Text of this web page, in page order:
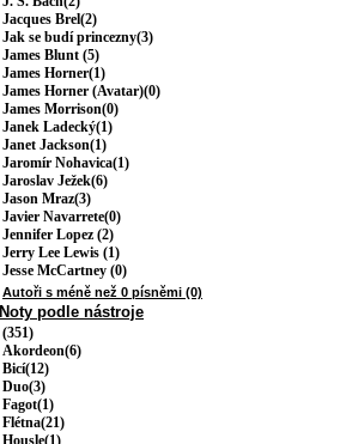
Jacques Brel(2)
Jak se budí princezny(3)
James Blunt (5)
James Horner(1)
James Horner (Avatar)(0)
James Morrison(0)
Janek Ladecký(1)
Janet Jackson(1)
Jaromír Nohavica(1)
Jaroslav Ježek(6)
Jason Mraz(3)
Javier Navarrete(0)
Jennifer Lopez (2)
Jerry Lee Lewis (1)
Jesse McCartney (0)
Autoři s méně než 0 písněmi (0)
Noty podle nástroje
(351)
Akordeon(6)
Bicí(12)
Duo(3)
Fagot(1)
Flétna(21)
Housle(1)